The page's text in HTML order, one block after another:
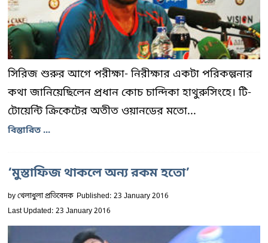
সিরিজ শুরুর আগে পরীক্ষা- নিরীক্ষার একটা পরিকল্পনার
কথা জানিয়েছিলেন প্রধান কোচ চান্দিকা হাথুরুসিংহে। টি-
টোয়েন্টি ক্রিকেটের অতীত ওয়ানডের মতো...
বিস্তারিত ...
‘মুস্তাফিজ থাকলে অন্য রকম হতো’
byখেলাধুলা প্রতিবেদক Published: 23 January 2016
Last Updated: 23 January 2016